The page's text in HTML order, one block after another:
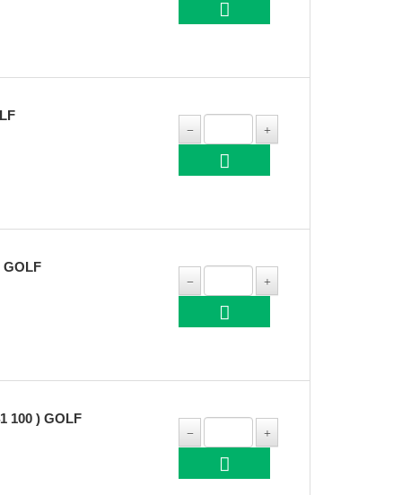
GOLF
100 ) GOLF